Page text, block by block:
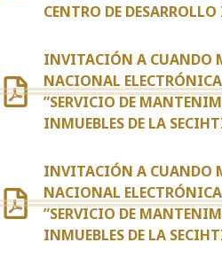
CENTRO DE
INVITACIÓN A CUANDO
NACIONAL ELECTRÓNICA
”SERVICIO DE
INMUEBLES DE LA
INVITACIÓN A CUANDO
NACIONAL ELECTRÓNICA
”SERVICIO DE
INMUEBLES DE LA